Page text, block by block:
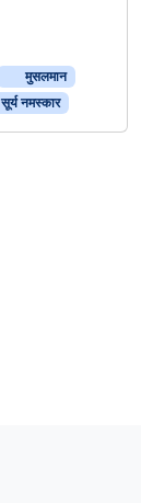
ज
ह
मुसलमान
सूर्य नमस्कार